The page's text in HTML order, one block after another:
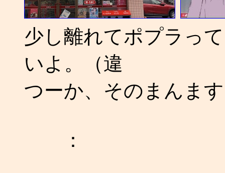
少し離れてポプラっ
いよ。（違
つーか、そのまんま
：